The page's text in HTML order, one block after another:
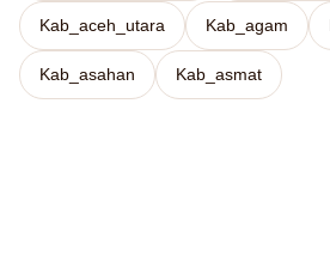
Kab_aceh_utara Kab_agam
Kab_asahan Kab_asmat